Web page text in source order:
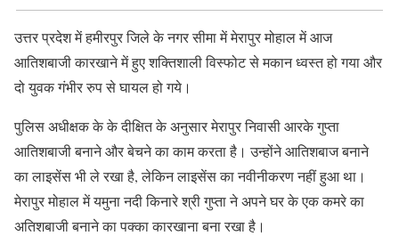
उत्तर प्रदेश में हमीरपुर जिले के नगर सीमा में मेरापुर मोहाल में आज
आतिशबाजी कारखाने में हुए शक्तिशाली विस्फोट से मकान ध्वस्त हो गया और
दो युवक गंभीर रुप से घायल हो गये।
पुलिस अधीक्षक के के दीक्षित के अनुसार मेरापुर निवासी आरके गुप्ता
आतिशबाजी बनाने और बेचने का काम करता है। उन्होंने आतिशबाज बनाने
का लाइसेंस भी ले रखा है, लेकिन लाइसेंस का नवीनीकरण नहीं हुआ था।
मेरापुर मोहाल में यमुना नदी किनारे श्री गुप्ता ने अपने घर के एक कमरे का
अतिशबाजी बनाने का पक्का कारखाना बना रखा है।